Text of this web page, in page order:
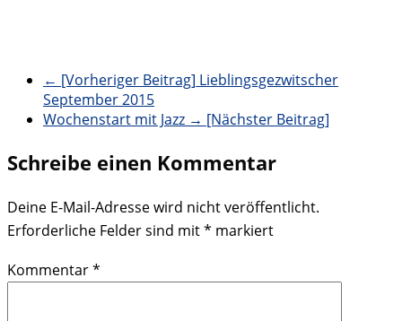
← [Vorheriger Beitrag] Lieblingsgezwitscher
September 2015
Wochenstart mit Jazz → [Nächster Beitrag]
Schreibe einen Kommentar
Deine E-Mail-Adresse wird nicht veröffentlicht.
Erforderliche Felder sind mit* markiert
Kommentar*